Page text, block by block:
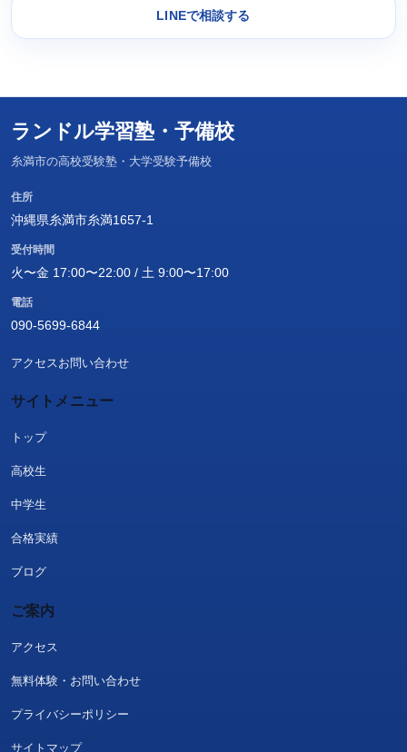
LINEで相談する
ランドル学習塾・予備校
糸満市の高校受験塾・大学受験予備校
住所
沖縄県糸満市糸満1657-1
受付時間
火〜金 17:00〜22:00 / 土 9:00〜17:00
電話
090-5699-6844
アクセス お問い合わせ
サイトメニュー
トップ
高校生
中学生
合格実績
ブログ
ご案内
アクセス
無料体験・お問い合わせ
プライバシーポリシー
サイトマップ